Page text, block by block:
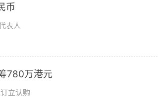
币
表人
780万港元
立认购